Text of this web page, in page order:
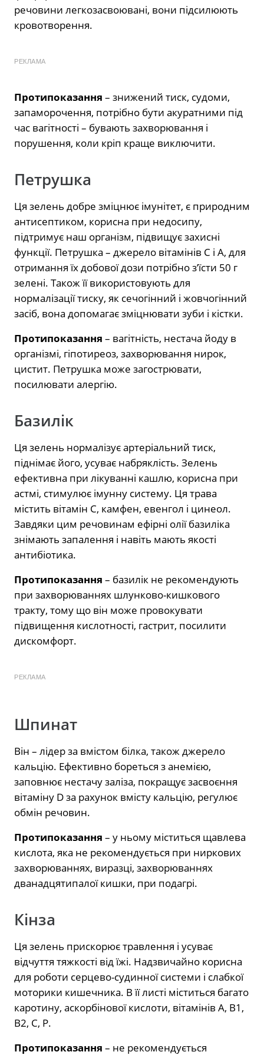
речовини легкозасвоювані, вони підсилюють
кровотворення.
РЕКЛАМА
Протипоказання – знижений тиск, судоми,
запаморочення, потрібно бути акуратними під
час вагітності – бувають захворювання і
порушення, коли кріп краще виключити.
Петрушка
Ця зелень добре зміцнює імунітет, є природним
антисептиком, корисна при недосипу,
підтримує наш організм, підвищує захисні
функції. Петрушка – джерело вітамінів С і А, для
отримання їх добової дози потрібно з’їсти 50 г
зелені. Також її використовують для
нормалізації тиску, як сечогінний і жовчогінний
засіб, вона допомагає зміцнювати зуби і кістки.
Протипоказання – вагітність, нестача йоду в
організмі, гіпотиреоз, захворювання нирок,
цистит. Петрушка може загострювати,
посилювати алергію.
Базилік
Ця зелень нормалізує артеріальний тиск,
піднімає його, усуває набряклість. Зелень
ефективна при лікуванні кашлю, корисна при
астмі, стимулює імунну систему. Ця трава
містить вітамін С, камфен, евенгол і цинеол.
Завдяки цим речовинам ефірні олії базиліка
знімають запалення і навіть мають якості
антибіотика.
Протипоказання – базилік не рекомендують
при захворюваннях шлунково-кишкового
тракту, тому що він може провокувати
підвищення кислотності, гастрит, посилити
дискомфорт.
РЕКЛАМА
Шпинат
Він – лідер за вмістом білка, також джерело
кальцію. Ефективно бореться з анемією,
заповнює нестачу заліза, покращує засвоєння
вітаміну D за рахунок вмісту кальцію, регулює
обмін речовин.
Протипоказання – у ньому міститься щавлева
кислота, яка не рекомендується при ниркових
захворюваннях, виразці, захворюваннях
дванадцятипалої кишки, при подагрі.
Кінза
Ця зелень прискорює травлення і усуває
відчуття тяжкості від їжі. Надзвичайно корисна
для роботи серцево-судинної системи і слабкої
моторики кишечника. В її листі міститься багато
каротину, аскорбінової кислоти, вітамінів А, В1,
В2, С, Р.
Протипоказання – не рекомендується